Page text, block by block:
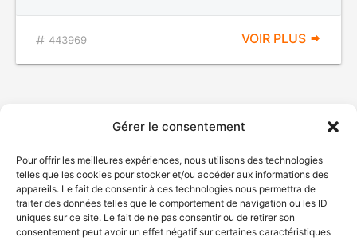
Gérer le consentement
Pour offrir les meilleures expériences, nous utilisons des technologies
telles que les cookies pour stocker et/ou accéder aux informations des
appareils. Le fait de consentir à ces technologies nous permettra de
traiter des données telles que le comportement de navigation ou les ID
uniques sur ce site. Le fait de ne pas consentir ou de retirer son
consentement peut avoir un effet négatif sur certaines caractéristiques
443969 VOIR PLUS